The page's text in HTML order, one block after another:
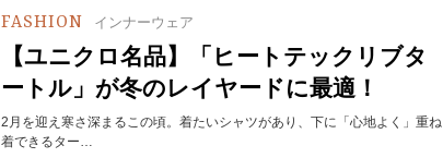
FASHION インナーウェア
【ユニクロ名品】「ヒートテックリブタ
ートル」が冬のレイヤードに最適！
2月を迎え寒さ深まるこの頃。着たいシャツがあり、下に「心地よく」重ね
着できるター…